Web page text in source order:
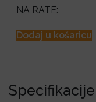
NA RATE:
Dodaj u košaricu
Specifikacije